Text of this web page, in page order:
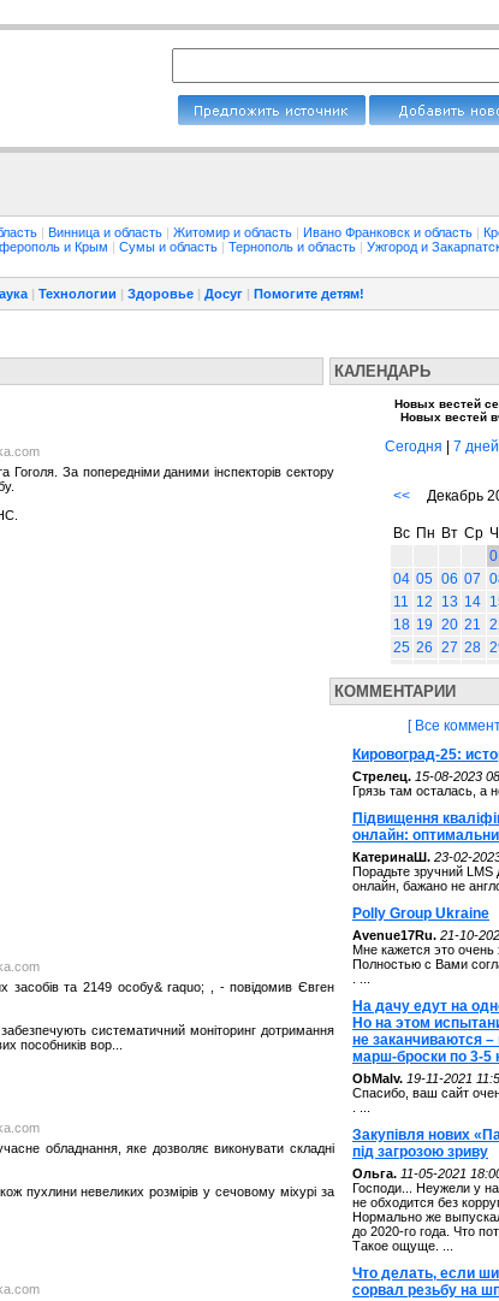
| Винница и область | Житомир и область | Ивано Франковск и область |
и Крым | Сумы и область | Тернополь и область | Ужгород и
| Технологии | Здоровье | Досуг | Помогите детям!
Гоголя. За попередніми даними інспекторів сектору
засобів та 2149 особу& raquo; , - повідомив Євген
систематичний моніторинг дотримання
пособників вор...
обладнання, яке дозволяє виконувати складні
пухлини невеликих розмірів у сечовому міхурі за
КАЛЕНДАРЬ
Новых вестей
Новых вестей
Сегодня 7 дней
<< Декабрь
Вс Пн Вт Ср
04 05 06 07
11 12 13 14
18 19 20 21
25 26 27 28
КОММЕНТАРИИ
[ Все
Кировоград-25:
Стрелец. 15-08-2023
Грязь там осталась, а
Підвищення
онлайн:
КатеринаШ. 23-02-
Порадьте зручний LMS
онлайн, бажано не
Polly Group Ukraine
Avenue17Ru. 21-10-
Мне кажется это очень
Полностью с Вами
На дачу едут на
Но на этом
не заканчиваются
марш-броски по 3-5
ОbMalv. 19-11-2021
Спасибо, ваш сайт
Закупівля нових
під загрозою зриву
Ольга. 11-05-2021
Господи... Неужели у
не обходится без
Нормально же
до 2020-го года. Что
Такое ощуще. ...
Что делать, если
сорвал резьбу на